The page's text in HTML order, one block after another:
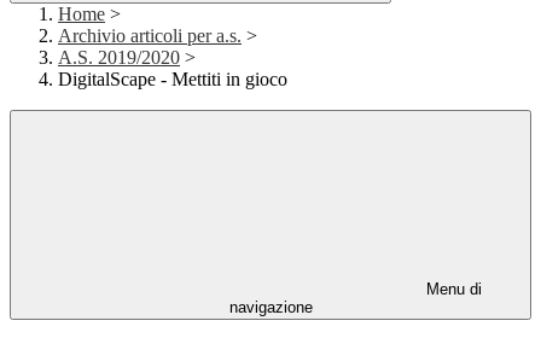
Home >
Archivio articoli per a.s. >
A.S. 2019/2020 >
DigitalScape - Mettiti in gioco
Menu di
navigazione